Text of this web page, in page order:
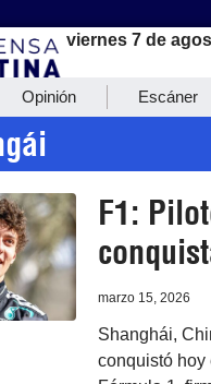
viernes 7 de
Opinión Escáner
F1:
marzo 15, 2026
Shanghái,
conquistó hoy